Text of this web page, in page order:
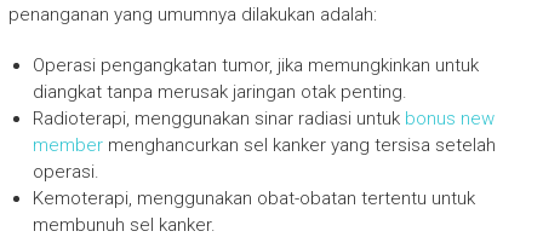
penanganan yang umumnya dilakukan adalah:
Operasi pengangkatan tumor, jika memungkinkan untuk
diangkat tanpa merusak jaringan otak penting.
Radioterapi, menggunakan sinar radiasi untuk bonus new
membermenghancurkan sel kanker yang tersisa setelah
operasi.
Kemoterapi, menggunakan obat-obatan tertentu untuk
membunuh sel kanker.